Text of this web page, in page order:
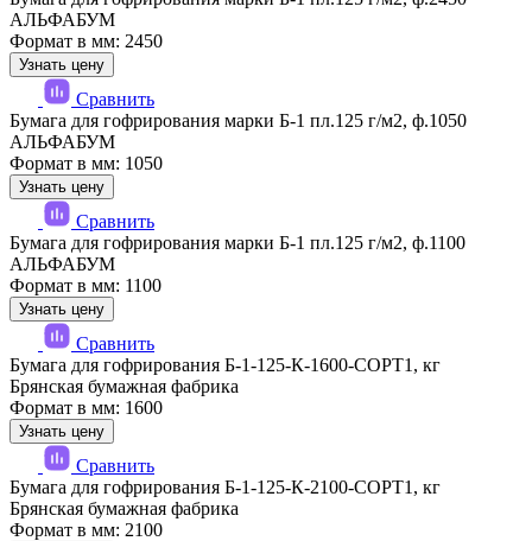
АЛЬФАБУМ
Формат в мм: 2450
Узнать цену
Сравнить
Бумага для гофрирования марки Б-1 пл.125 г/м2, ф.1050
АЛЬФАБУМ
Формат в мм: 1050
Узнать цену
Сравнить
Бумага для гофрирования марки Б-1 пл.125 г/м2, ф.1100
АЛЬФАБУМ
Формат в мм: 1100
Узнать цену
Сравнить
Бумага для гофрирования Б-1-125-К-1600-СОРТ1, кг
Брянская бумажная фабрика
Формат в мм: 1600
Узнать цену
Сравнить
Бумага для гофрирования Б-1-125-К-2100-СОРТ1, кг
Брянская бумажная фабрика
Формат в мм: 2100